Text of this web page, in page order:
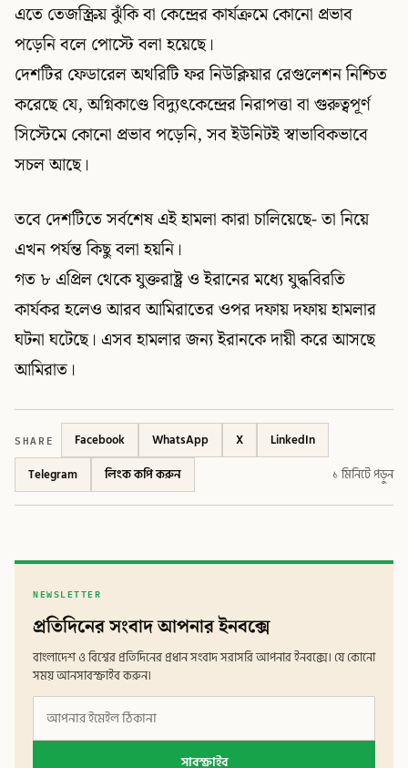
এতে তেজস্ক্রিয় ঝুঁকি বা কেন্দ্রের কার্যক্রমে কোনো প্রভাব
পড়েনি বলে পোস্টে বলা হয়েছে।
দেশটির ফেডারেল অথরিটি ফর নিউক্লিয়ার রেগুলেশন নিশ্চিত
করেছে যে, অগ্নিকাণ্ডে বিদ্যুৎকেন্দ্রের নিরাপত্তা বা গুরুত্বপূর্ণ
সিস্টেমে কোনো প্রভাব পড়েনি, সব ইউনিটই স্বাভাবিকভাবে
সচল আছে।
তবে দেশটিতে সর্বশেষ এই হামলা কারা চালিয়েছে- তা নিয়ে
এখন পর্যন্ত কিছু বলা হয়নি।
গত ৮ এপ্রিল থেকে যুক্তরাষ্ট্র ও ইরানের মধ্যে যুদ্ধবিরতি
কার্যকর হলেও আরব আমিরাতের ওপর দফায় দফায় হামলার
ঘটনা ঘটেছে। এসব হামলার জন্য ইরানকে দায়ী করে আসছে
আমিরাত।
SHARE Facebook WhatsApp X
LinkedIn
Telegram
লিংক কপি করুন ১ মিনিটে পড়ুন
NEWSLETTER
প্রতিদিনের সংবাদ আপনার ইনবক্সে
বাংলাদেশ ও বিশ্বের প্রতিদিনের প্রধান সংবাদ সরাসরি আপনার ইনবক্সে। যে কোনো
সময় আনসাবস্ক্রাইব করুন।
সাবস্ক্রাইব